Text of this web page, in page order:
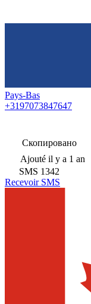
Pays-Bas
+3197073847647
Скопировано
Ajouté il y a 1 an
SMS 1342
Recevoir SMS